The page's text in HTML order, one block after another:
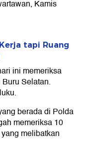
Kamis
tapi Ruang
ini memeriksa
Selatan.
berada di Polda
memeriksa 10
melibatkan